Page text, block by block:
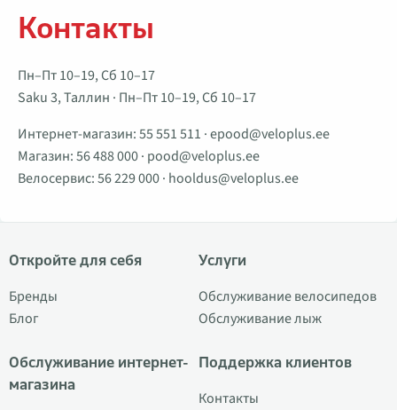
Контакты
Пн–Пт 10–19, Сб 10–17
Saku 3, Таллин · Пн–Пт 10–19, Сб 10–17
Интернет-магазин:55 551 511 ·epood@veloplus.ee
Магазин:56 488 000· pood@veloplus.ee
Велосервис:56 229 000· hooldus@veloplus.ee
Откройте для себя
Бренды
Блог
Обслуживание интернет-
магазина
Услуги
Обслуживание велосипедов
Обслуживание лыж
Поддержка клиентов
Контакты